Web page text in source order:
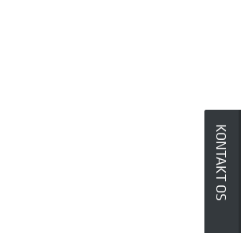
KONTAKT OS